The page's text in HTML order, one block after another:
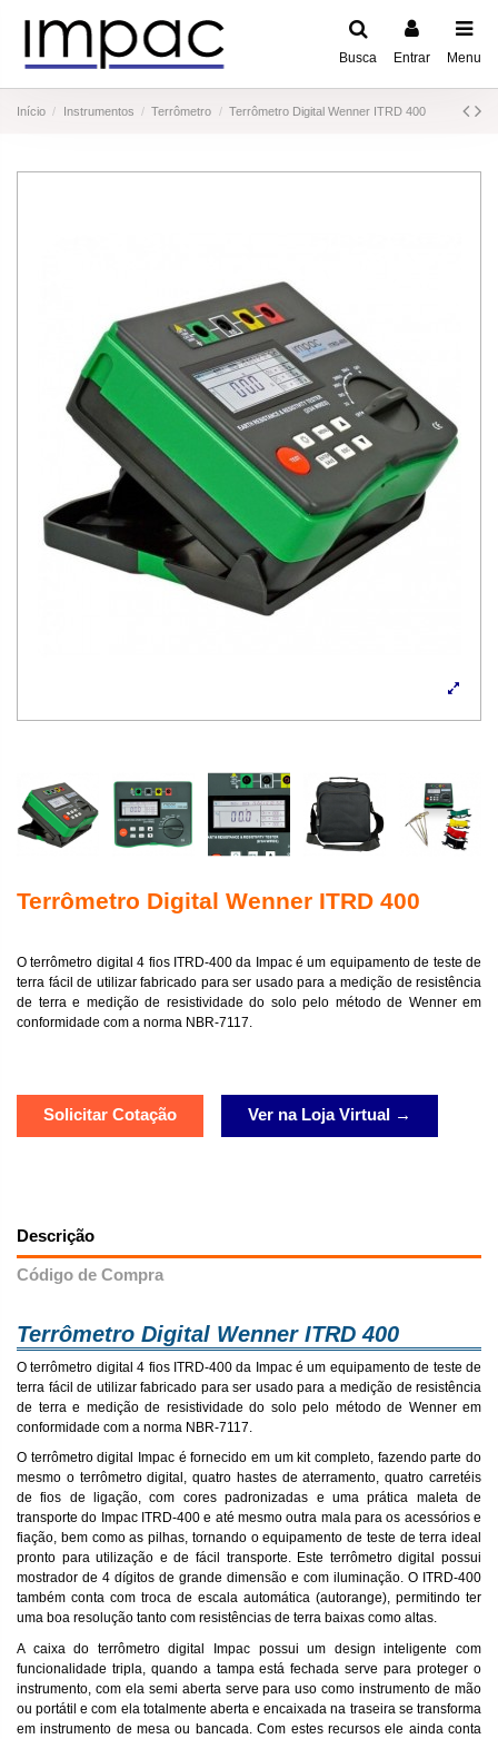
Busca Entrar Menu
Início Instrumentos Terrômetro Terrômetro Digital Wenner ITRD 400
Terrômetro Digital Wenner ITRD 400
O terrômetro digital 4 fios ITRD-400 da Impac é um equipamento de teste de
terra fácil de utilizar fabricado para ser usado para a medição de resistência
de terra e medição de resistividade do solo pelo método de Wenner em
conformidade com a norma NBR-7117.
Solicitar Cotação Ver na Loja Virtual →
Descrição
Código de Compra
Terrômetro Digital Wenner ITRD 400
O terrômetro digital 4 fios ITRD-400 da Impac é um equipamento de teste de
terra fácil de utilizar fabricado para ser usado para a medição de resistência
de terra e medição de resistividade do solo pelo método de Wenner em
conformidade com a norma NBR-7117.
O terrômetro digital Impac é fornecido em um kit completo, fazendo parte do
mesmo o terrômetro digital, quatro hastes de aterramento, quatro carretéis
de fios de ligação, com cores padronizadas e uma prática maleta de
transporte do Impac ITRD-400 e até mesmo outra mala para os acessórios e
fiação, bem como as pilhas, tornando o equipamento de teste de terra ideal
pronto para utilização e de fácil transporte. Este terrômetro digital possui
mostrador de 4 dígitos de grande dimensão e com iluminação. O ITRD-400
também conta com troca de escala automática (autorange), permitindo ter
uma boa resolução tanto com resistências de terra baixas como altas.
A caixa do terrômetro digital Impac possui um design inteligente com
funcionalidade tripla, quando a tampa está fechada serve para proteger o
instrumento, com ela semi aberta serve para uso como instrumento de mão
ou portátil e com ela totalmente aberta e encaixada na traseira se transforma
em instrumento de mesa ou bancada. Com estes recursos ele ainda conta